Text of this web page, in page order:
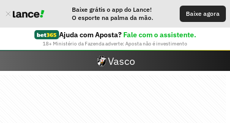
Baixe grátis o app do Lance!
O esporte na palma da mão.
Baixe agora
Ajuda com Aposta? Fale com o assistente.
18+ Ministério da Fazenda adverte: Aposta não é investimento
Vasco